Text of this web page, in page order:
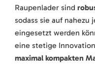
Raupenlader sind
sodass sie auf
eingesetzt werden
eine stetige
maximal kompakten